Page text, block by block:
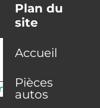
Plan du
site
Accueil
Pièces
autos